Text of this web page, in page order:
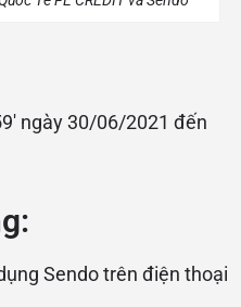
ngày 30/06/2021 đến
Sendo trên điện thoại